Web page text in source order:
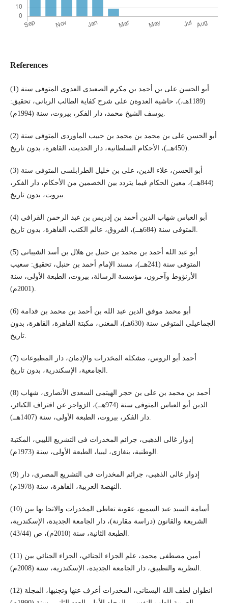
References
(1) أبو الحسن على بن أحمد بن مكرم الصعيدى العدوى المتوفى سنة
(1189هـ،)، حاشية العدوةن على شرح كفاية الطالب الربانى، تحقيق:
يوسف الشيخ محمد، دار الفكر، بيروت، سنة (1994م).
(2) أبو الحسن على بن محمد بن محمد بن حبيب الماوردى المتوفى سنة
(450هــ)، الأحكام السلطانية، دار الحديث، القاهرة، بدون تاريخ.
(3) أبو الحسن، علاء الدين، على بن خليل الطرابلسى المتوفى سنة
(844هــ)، معين الحكام فيما يتردد بين الخصمين من الأحكام، دار الفكر،
بيروت، بدون تاريخ.
(4) أبو العباس شهاب الدين أحمد بن إدريس بن عبد الرحمن القرافى
المتوفى سنة (684هــ)، الفروق، عالم الكتب، القاهرة، بدون تاريخ.
(5) أبو عبد الله أحمد بن محمد بن حنبل بن هلال بن أسد الشيبانى
المتوفى سنة (241هــ)، مسند الإمام أحمد بن حنبل، تحقيق: سعيب
الأرنؤوط وآخرون، مؤسسة الرسالة، بيروت، الطبعة الأولى، سنة
(2001م).
(6) أبو محمد موفق الدين عبد الله بن أحمد بن محمد بن قدامة
الجماعيلى المتوفى سنة (630هـ)، المغنى، مكبتة القاهرة، القاهرة، بدون
تاريخ.
(7) أحمد أبو الروس، مشكلة المخدرات والإدمان، دار المطبوعات
الجامعية، الإسكندرية، بدون تاريخ.
(8) أحمد بن محمد بن على بن حجر الهيتمى السعدى الأنصارى، شهاب
الدين أبو العباس المتوفى سنة (974هــ)، الزواجر عن اقتراف الكبائر،
دار الفكر، بيروت، الطبعة الأولى، سنة (1407هــ).
إدوار غالى الذهبى، جرائم المخدرات فى التشريع الليبي، المكتبة
الوطنية، بنغازى، ليبيا، الطبعة الأولى، سنة (1973م).
(9) إدوار غالى الذهبى، جرائم المخدرات فى التشريع المصرى، دار
النهضة العربية، القاهرة، سنة (1978م).
(10) أسامة السيد عبد السميع، عقوبة تعاطى المخدرات والاتجا بها بين
الشريعة والقانون (دراسة مقارنة)، دار الجامعة الجديدة، الإسكندرية،
الطبعة الثانية، سنة (2010م)، ص (43/44).
(11) أمين مصطفى محمد، علم الجزاء الجنائي، الجزاء الجنائي بين
النظرية والتطبيق، دار الجامعة الجديدة، الإسكندرية، سنة (2008م).
(12) انطوان لطف الله البستانى، المخدرات أعرف عنها وتجنبها، المجلة